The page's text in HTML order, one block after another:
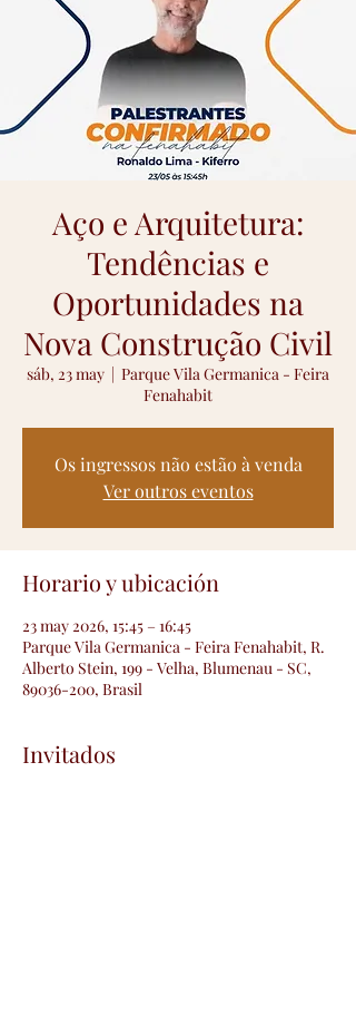
Aço e Arquitetura:
Tendências e
Oportunidades na
Nova Construção Civil
sáb, 23 may
  |
Parque Vila Germanica - Feira
Fenahabit
Os ingressos não estão à venda
Ver outros eventos
Horario y ubicación
23 may 2026, 15:45 – 16:45
Parque Vila Germanica - Feira Fenahabit, R.
Alberto Stein, 199 - Velha, Blumenau - SC,
89036-200, Brasil
Invitados